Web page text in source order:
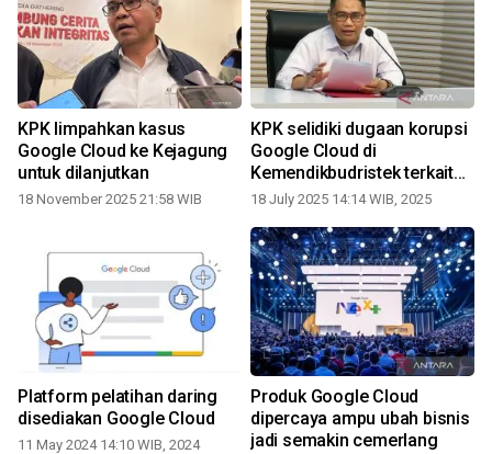
KPK limpahkan kasus
Google Cloud ke Kejagung
untuk dilanjutkan
18 November 2025 21:58 WIB
KPK selidiki dugaan korupsi
Google Cloud di
Kemendikbudristek terkait
pengadaan Chromebook
18 July 2025 14:14 WIB, 2025
Platform pelatihan daring
disediakan Google Cloud
11 May 2024 14:10 WIB, 2024
Produk Google Cloud
dipercaya ampu ubah bisnis
jadi semakin cemerlang